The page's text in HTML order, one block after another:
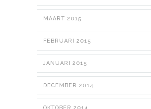
MAART 2015
FEBRUARI 2015
JANUARI 2015
DECEMBER 2014